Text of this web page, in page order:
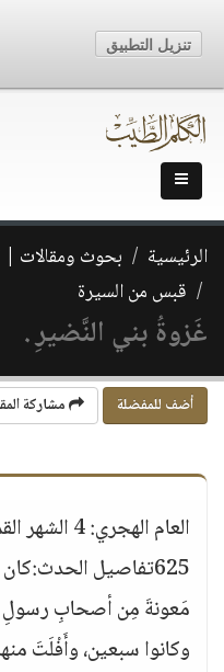
الرئيسية بحوث ومقالات |
قبس من السيرة
غَزوةُ بني النَّضيرِ .
أضف للمفضلة مشاركة
العام
625تفاصيل
مَعونةَ مِن أصحابِ رسولِ
وكانوا سبعين، وأَفْلَتَ
تنزيل التطبيق